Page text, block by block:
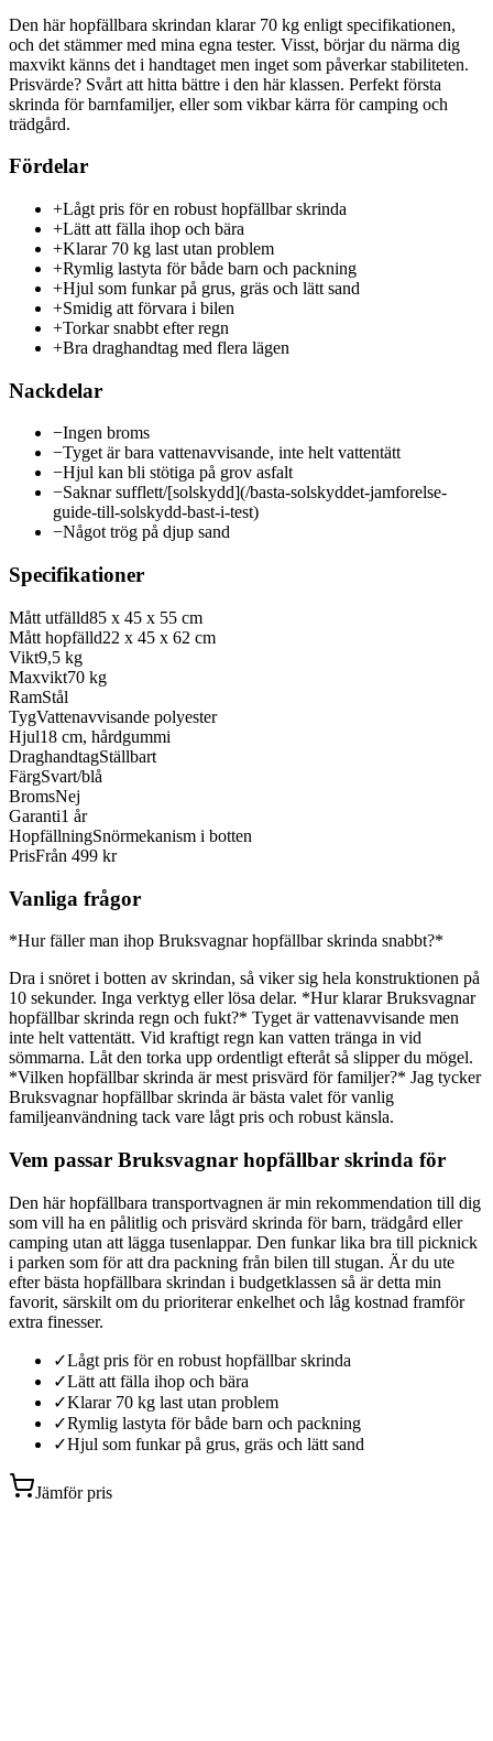
Den här hopfällbara skrindan klarar 70 kg enligt specifikationen,
och det stämmer med mina egna tester. Visst, börjar du närma dig
maxvikt känns det i handtaget men inget som påverkar stabiliteten.
Prisvärde? Svårt att hitta bättre i den här klassen. Perfekt första
skrinda för barnfamiljer, eller som vikbar kärra för camping och
trädgård.
Fördelar
+Lågt pris för en robust hopfällbar skrinda
+Lätt att fälla ihop och bära
+Klarar 70 kg last utan problem
+Rymlig lastyta för både barn och packning
+Hjul som funkar på grus, gräs och lätt sand
+Smidig att förvara i bilen
+Torkar snabbt efter regn
+Bra draghandtag med flera lägen
Nackdelar
−Ingen broms
−Tyget är bara vattenavvisande, inte helt vattentätt
−Hjul kan bli stötiga på grov asfalt
−Saknar sufflett/[solskydd](/basta-solskyddet-jamforelse-
guide-till-solskydd-bast-i-test)
−Något trög på djup sand
Specifikationer
Mått utfälld85 x 45 x 55 cm
Mått hopfälld22 x 45 x 62 cm
Vikt9,5 kg
Maxvikt70 kg
RamStål
TygVattenavvisande polyester
Hjul18 cm, hårdgummi
DraghandtagStällbart
FärgSvart/blå
BromsNej
Garanti1 år
HopfällningSnörmekanism i botten
PrisFrån 499 kr
Vanliga frågor
*Hur fäller man ihop Bruksvagnar hopfällbar skrinda snabbt?*
Dra i snöret i botten av skrindan, så viker sig hela konstruktionen på
10 sekunder. Inga verktyg eller lösa delar. *Hur klarar Bruksvagnar
hopfällbar skrinda regn och fukt?* Tyget är vattenavvisande men
inte helt vattentätt. Vid kraftigt regn kan vatten tränga in vid
sömmarna. Låt den torka upp ordentligt efteråt så slipper du mögel.
*Vilken hopfällbar skrinda är mest prisvärd för familjer?* Jag tycker
Bruksvagnar hopfällbar skrinda är bästa valet för vanlig
familjeanvändning tack vare lågt pris och robust känsla.
Vem passar Bruksvagnar hopfällbar skrinda för
Den här hopfällbara transportvagnen är min rekommendation till dig
som vill ha en pålitlig och prisvärd skrinda för barn, trädgård eller
camping utan att lägga tusenlappar. Den funkar lika bra till picknick
i parken som för att dra packning från bilen till stugan. Är du ute
efter bästa hopfällbara skrindan i budgetklassen så är detta min
favorit, särskilt om du prioriterar enkelhet och låg kostnad framför
extra finesser.
✓Lågt pris för en robust hopfällbar skrinda
✓Lätt att fälla ihop och bära
✓Klarar 70 kg last utan problem
✓Rymlig lastyta för både barn och packning
✓Hjul som funkar på grus, gräs och lätt sand
Jämför pris